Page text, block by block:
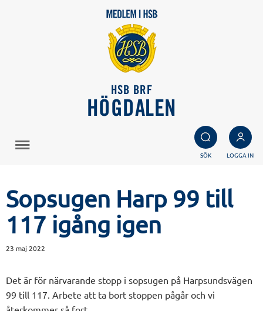
HSB BRF
HÖGDALEN
SÖK LOGGA IN
Sopsugen Harp 99 till
117 igång igen
23 maj 2022
Det är för närvarande stopp i sopsugen på Harpsundsvägen
99 till 117. Arbete att ta bort stoppen pågår och vi